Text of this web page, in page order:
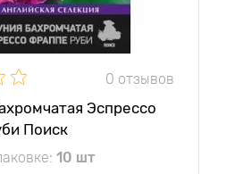
0 отзывов
Эспрессо
Поиск
10 шт